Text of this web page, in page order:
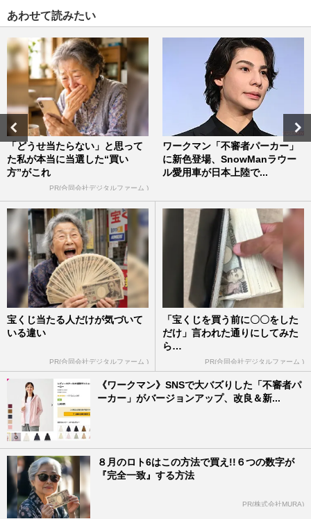
あわせて読みたい
「どうせ当たらない」と思って
た私が本当に当選した“買い
方”がこれ
PR(合同会社デジタルファーム )
ワークマン「不審者パーカー」
に新色登場、SnowManラウー
ル愛用車が日本上陸で...
宝くじ当たる人だけが気づいて
いる違い
PR(合同会社デジタルファーム )
「宝くじを買う前に〇〇をした
だけ」言われた通りにしてみた
ら…
PR(合同会社デジタルファーム )
《ワークマン》SNSで大バズりした「不審者パ
ーカー」がバージョンアップ、改良＆新...
８月のロト6はこの方法で買え!!６つの数字が
『完全一致』する方法
PR(株式会社MURA)